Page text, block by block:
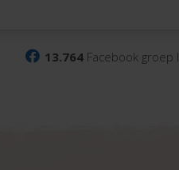
13.764 Facebook groep